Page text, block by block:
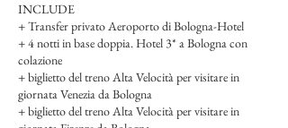
INCLUDE
+ Transfer privato Aeroporto di Bologna-Hotel
+ 4 notti in base doppia. Hotel 3* a Bologna con
colazione
+ biglietto del treno Alta Velocità per visitare in
giornata Venezia da Bologna
+ biglietto del treno Alta Velocità per visitare in